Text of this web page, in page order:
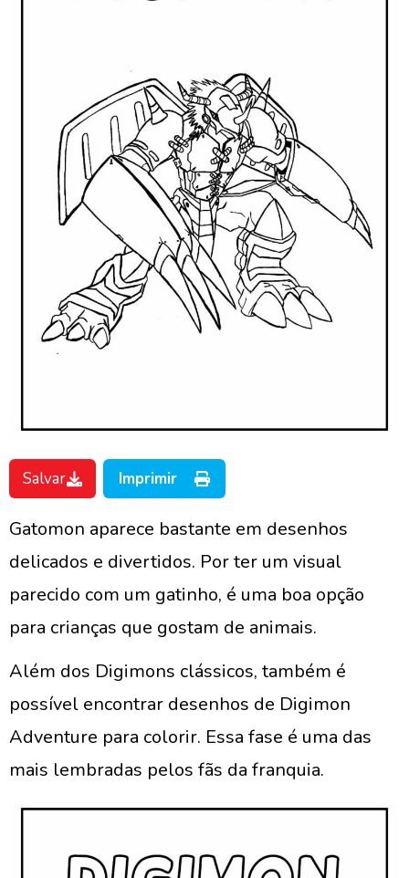
Salvar Imprimir
Gatomon aparece bastante em desenhos
delicados e divertidos. Por ter um visual
parecido com um gatinho, é uma boa opção
para crianças que gostam de animais.
Além dos Digimons clássicos, também é
possível encontrar desenhos de Digimon
Adventure para colorir. Essa fase é uma das
mais lembradas pelos fãs da franquia.